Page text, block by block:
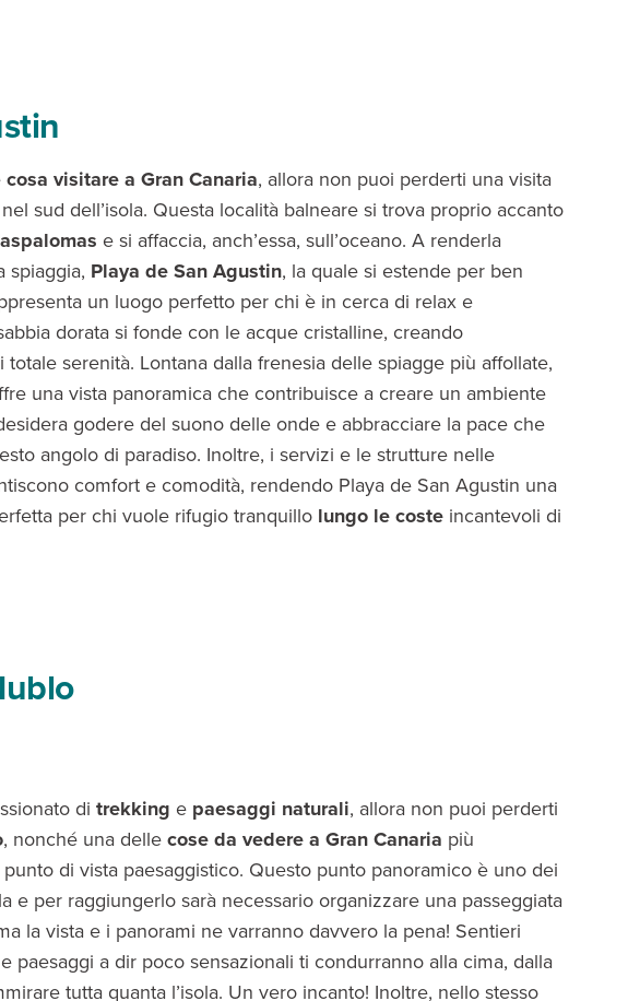
cosa visitare a Gran Canaria, allora non puoi perderti una visita
nel sud dell’isola. Questa località balneare si trova proprio accanto
e si affaccia, anch’essa, sull’oceano. A renderla
spiaggia, Playa de San Agustin, la quale si estende per ben
un luogo perfetto per chi è in cerca di relax e
dorata si fonde con le acque cristalline, creando
totale serenità. Lontana dalla frenesia delle spiagge più affollate,
una vista panoramica che contribuisce a creare un ambiente
godere del suono delle onde e abbracciare la pace che
angolo di paradiso. Inoltre, i servizi e le strutture nelle
comfort e comodità, rendendo Playa de San Agustin una
per chi vuole rifugio tranquillo lungo le coste incantevoli di
di trekking e paesaggi naturali, allora non puoi perderti
, nonché una dellecose da vedere a Gran Canaria più
di vista paesaggistico. Questo punto panoramico è uno dei
e per raggiungerlo sarà necessario organizzare una passeggiata
la vista e i panorami ne varranno davvero la pena! Sentieri
paesaggi a dir poco sensazionali ti condurranno alla cima, dalla
tutta quanta l’isola. Un vero incanto! Inoltre, nello stesso